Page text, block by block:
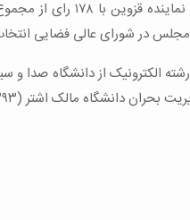
مجلس در شورای عالی فضایی
دانشگاه مالک اشتر (۱۳۹۳) است.